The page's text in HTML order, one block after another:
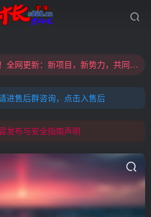
村长黑科技欢迎您！！！全网更新：新项目，新势力，共同发展
村长黑科技欢迎您！！！全网更新：新项目，新势力，共同发展
进售后群咨询，点击入售后
发布与安全指南声明